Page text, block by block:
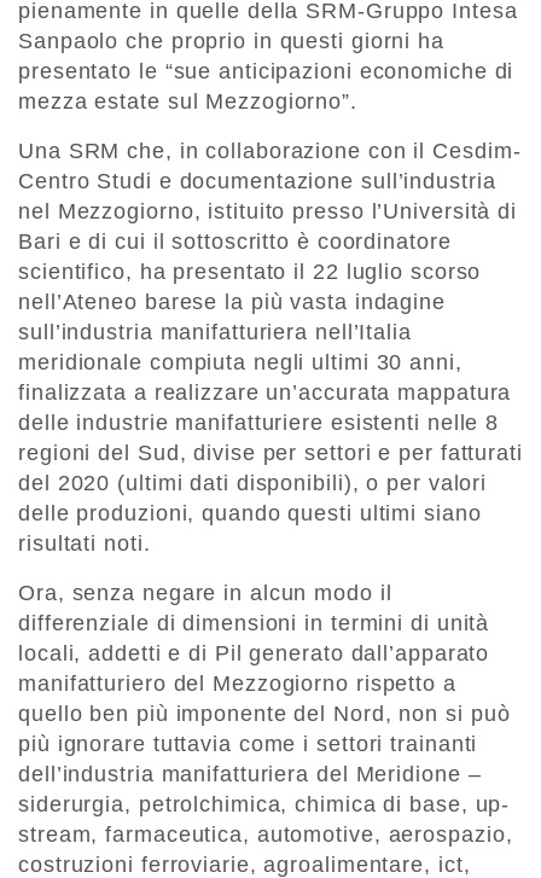
pienamente in quelle della SRM-Gruppo Intesa
Sanpaolo che proprio in questi giorni ha
presentato le “sue anticipazioni economiche di
mezza estate sul Mezzogiorno”.
Una SRM che, in collaborazione con il Cesdim-
Centro Studi e documentazione sull’industria
nel Mezzogiorno, istituito presso l’Università di
Bari e di cui il sottoscritto è coordinatore
scientifico, ha presentato il 22 luglio scorso
nell’Ateneo barese la più vasta indagine
sull’industria manifatturiera nell’Italia
meridionale compiuta negli ultimi 30 anni,
finalizzata a realizzare un’accurata mappatura
delle industrie manifatturiere esistenti nelle 8
regioni del Sud, divise per settori e per fatturati
del 2020 (ultimi dati disponibili), o per valori
delle produzioni, quando questi ultimi siano
risultati noti.
Ora, senza negare in alcun modo il
differenziale di dimensioni in termini di unità
locali, addetti e di Pil generato dall’apparato
manifatturiero del Mezzogiorno rispetto a
quello ben più imponente del Nord, non si può
più ignorare tuttavia come i settori trainanti
dell’industria manifatturiera del Meridione –
siderurgia, petrolchimica, chimica di base, up-
stream, farmaceutica, automotive, aerospazio,
costruzioni ferroviarie, agroalimentare, ict,